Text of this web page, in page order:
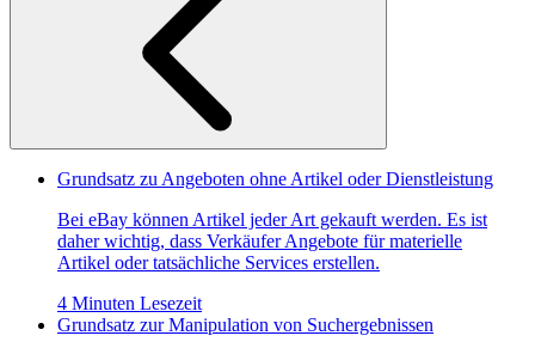
Grundsatz zu Angeboten ohne Artikel oder Dienstleistung
Bei eBay können Artikel jeder Art gekauft werden. Es ist
daher wichtig, dass Verkäufer Angebote für materielle
Artikel oder tatsächliche Services erstellen.
4 Minuten Lesezeit
Grundsatz zur Manipulation von Suchergebnissen